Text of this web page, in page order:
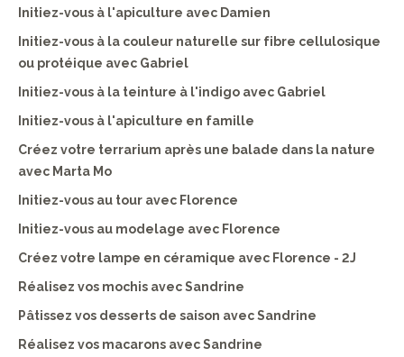
Initiez-vous à l'apiculture avec Damien
Initiez-vous à la couleur naturelle sur fibre cellulosique
ou protéique avec Gabriel
Initiez-vous à la teinture à l'indigo avec Gabriel
Initiez-vous à l'apiculture en famille
Créez votre terrarium après une balade dans la nature
avec Marta Mo
Initiez-vous au tour avec Florence
Initiez-vous au modelage avec Florence
Créez votre lampe en céramique avec Florence - 2J
Réalisez vos mochis avec Sandrine
Pâtissez vos desserts de saison avec Sandrine
Réalisez vos macarons avec Sandrine